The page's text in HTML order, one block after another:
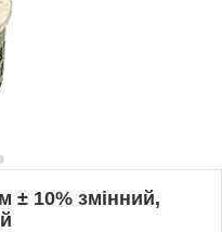
± 10% змінний,